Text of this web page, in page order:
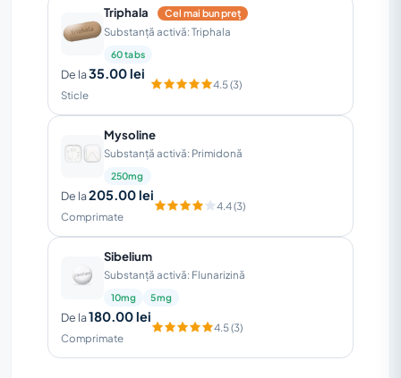
Triphala Cel mai bun preț
Substanță activă: Triphala
60 tabs
De la35.00 lei
Sticle
4.5 (3)
Mysoline
Substanță activă: Primidonă
250mg
De la205.00 lei
Comprimate
4.4 (3)
Sibelium
Substanță activă: Flunarizină
10mg 5mg
De la180.00 lei
Comprimate
4.5 (3)